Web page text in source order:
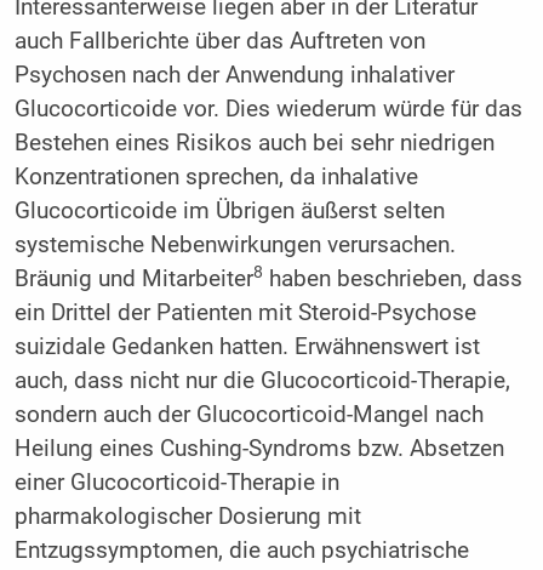
Interessanterweise liegen aber in der Literatur
auch Fallberichte über das Auftreten von
Psychosen nach der Anwendung inhalativer
Glucocorticoide vor. Dies wiederum würde für das
Bestehen eines Risikos auch bei sehr niedrigen
Konzentrationen sprechen, da inhalative
Glucocorticoide im Übrigen äußerst selten
systemische Nebenwirkungen verursachen.
Bräunig und Mitarbeiter8 haben beschrieben, dass
ein Drittel der Patienten mit Steroid-Psychose
suizidale Gedanken hatten. Erwähnenswert ist
auch, dass nicht nur die Glucocorticoid-Therapie,
sondern auch der Glucocorticoid-Mangel nach
Heilung eines Cushing-Syndroms bzw. Absetzen
einer Glucocorticoid-Therapie in
pharmakologischer Dosierung mit
Entzugssymptomen, die auch psychiatrische